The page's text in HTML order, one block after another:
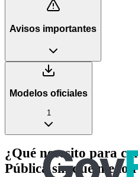
Avisos importantes
Modelos oficiales
1
¿Qué necesito para
Pública sin que me lo